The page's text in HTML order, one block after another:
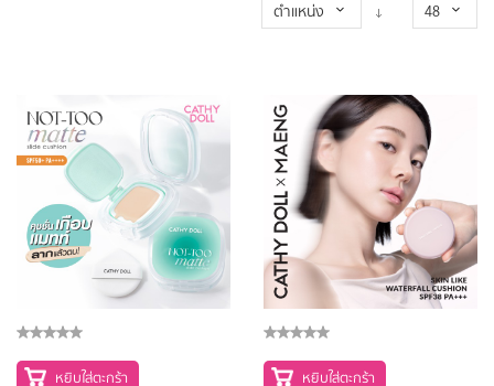
ตำแหน่ง 48
หยิบใส่ตะกร้า หยิบใส่ตะกร้า